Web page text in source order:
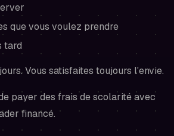
que vous voulez prendre
tard
Vous satisfaites toujours l'envie.
payer des frais de scolarité avec
financé.